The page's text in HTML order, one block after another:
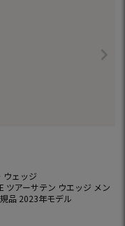
ウェッジ
ツアーサテン ウエッジ メン
品 2023年モデル